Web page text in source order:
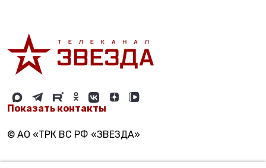
Показать контакты
© АО «ТРК ВС РФ «ЗВЕЗДА»